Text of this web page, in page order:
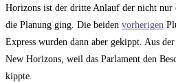
Horizons ist der dritte Anlauf der nicht nur
die Planung ging. Die beiden vorherigen
Express wurden dann aber gekippt. Aus
New Horizons, weil das Parlament den
kippte.